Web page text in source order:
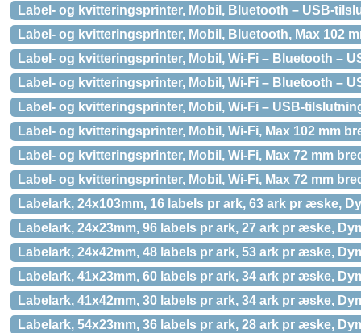
Label- og kvitteringsprinter, Mobil, Bluetooth – USB-
Label- og kvitteringsprinter, Mobil, Bluetooth, Max 102
Label- og kvitteringsprinter, Mobil, Wi-Fi – Bluetooth –
Label- og kvitteringsprinter, Mobil, Wi-Fi – Bluetooth –
Label- og kvitteringsprinter, Mobil, Wi-Fi – USB-
Label- og kvitteringsprinter, Mobil, Wi-Fi, Max 102 mm
Label- og kvitteringsprinter, Mobil, Wi-Fi, Max 72 mm
Label- og kvitteringsprinter, Mobil, Wi-Fi, Max 72 mm
Labelark, 24x103mm, 16 labels pr ark, 63 ark pr æske,
Labelark, 24x23mm, 96 labels pr ark, 27 ark pr æske,
Labelark, 24x42mm, 48 labels pr ark, 53 ark pr æske,
Labelark, 41x23mm, 60 labels pr ark, 34 ark pr æske,
Labelark, 41x42mm, 30 labels pr ark, 34 ark pr æske,
Labelark, 54x23mm, 36 labels pr ark, 28 ark pr æske,